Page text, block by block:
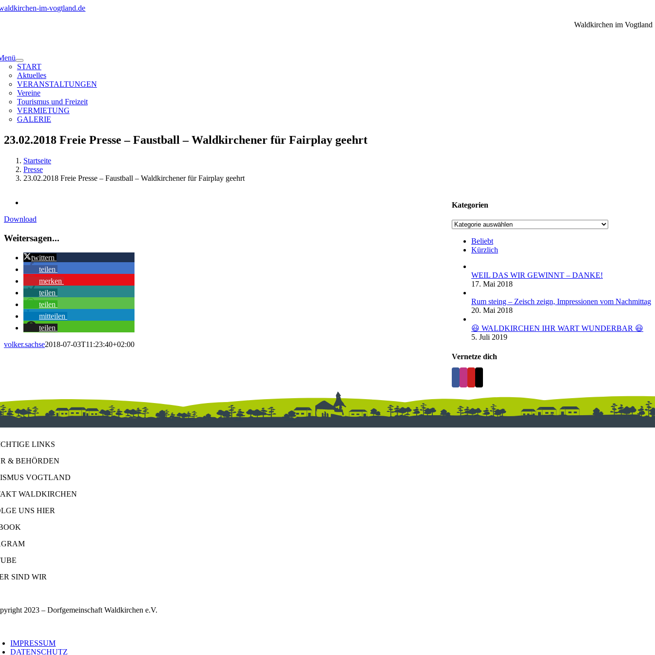
Zum
Waldkirchen im Vogtland
START
Aktuelles
VERANSTALTUNGEN
Vereine
Tourismus und Freizeit
VERMIETUNG
GALERIE
23.02.2018 Freie Presse – Faustball – Waldkirchener für Fairplay geehrt
Startseite
Presse
23.02.2018 Freie Presse – Faustball – Waldkirchener für Fairplay geehrt
Bild
Download
Weitersagen...
twittern
teilen
merken
teilen
teilen
mitteilen
teilen
volker.sachse2018-07-03T11:23:40+02:00
Kategorien
Kategorien
Beliebt
Kürzlich
WEIL DAS WIR GEWINNT – DANKE!
17. Mai 2018
Rum steing – Zeisch zeign, Impressionen vom Nachmittag
20. Mai 2018
😃 WALDKIRCHEN IHR WART WUNDERBAR 😃
5. Juli 2019
Vernetze dich
LINKS
& BEHÖRDEN
VOGTLAND
WALDKIRCHEN
UNS HIER
SIND WIR
2023 – Dorfgemeinschaft Waldkirchen e.V.
IMPRESSUM
DATENSCHUTZ